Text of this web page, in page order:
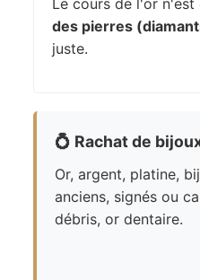
Le cours de l'or
des pierres
juste.
💍 Rachat de
Or, argent, platine,
anciens, signés ou
débris, or dentaire.